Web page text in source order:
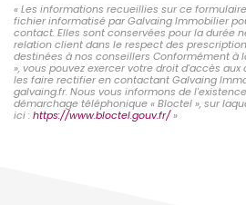
« Les informations recueillies sur ce
fichier informatisé par Galvaing Immobilier
contact. Elles sont conservées pour la durée
relation client dans le respect des
destinées à nos conseillers Conformément à
», vous pouvez exercer votre droit d'accès
les faire rectifier en contactant Galvaing
galvaing.fr. Nous vous informons de
démarchage téléphonique « Bloctel », sur
ici : https://www.bloctel.gouv.fr/»